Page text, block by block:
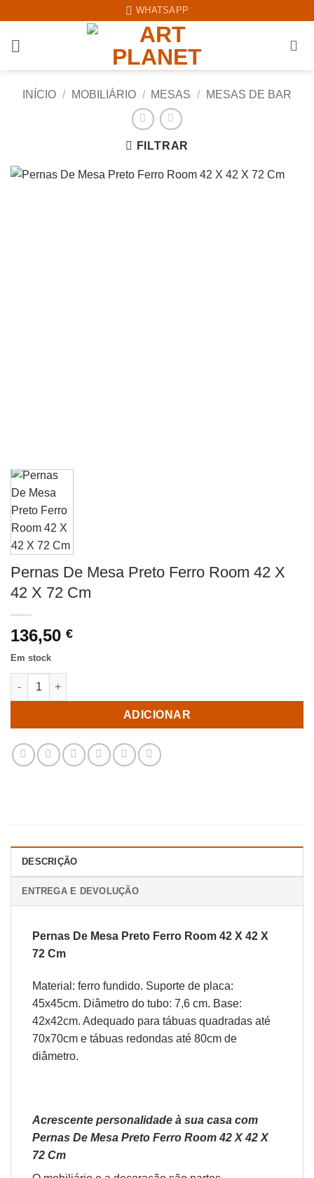
content
WHATSAPP
INÍCIO / MOBILIÁRIO / MESAS / MESAS DE BAR
FILTRAR
Pernas De Mesa Preto Ferro Room 42 X
42 X 72 Cm
136,50 €
Em stock
Quantidade de Pernas De Mesa Preto Ferro Room 42 X 42 X 72
ADICIONAR
DESCRIÇÃO
ENTREGA E DEVOLUÇÃO
Pernas De Mesa Preto Ferro Room 42 X 42 X
72 Cm
Material: ferro fundido. Suporte de placa:
45x45cm. Diâmetro do tubo: 7,6 cm. Base:
42x42cm. Adequado para tábuas quadradas até
70x70cm e tábuas redondas até 80cm de
diâmetro.
Acrescente personalidade à sua casa com
Pernas De Mesa Preto Ferro Room 42 X 42 X
72 Cm